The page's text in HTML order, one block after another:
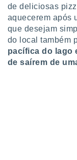
criar
medir
da
de deliciosas
aquecerem após
que desejam
do local também
pacífica do lago
de saírem de